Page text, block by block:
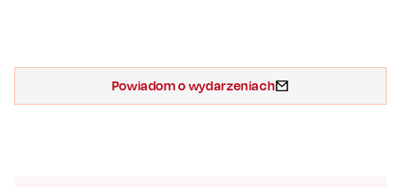
Powiadom o wydarzeniach